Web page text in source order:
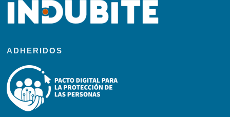
ADHERIDOS